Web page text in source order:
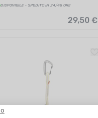
DISPONIBILE - SPEDITO IN 24/48 ORE
29,50 €